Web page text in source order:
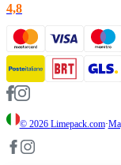
4,8
© 2026 Limepack.com·